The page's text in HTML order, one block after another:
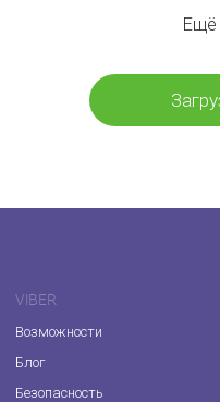
Ещё
VIBER
Возможности
Блог
Безопасность